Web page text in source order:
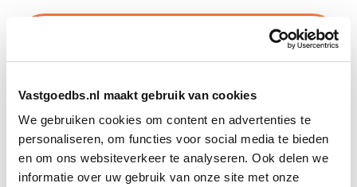
Vastgoedbs.nl maakt gebruik van cookies
We gebruiken cookies om content en advertenties te
personaliseren, om functies voor social media te bieden
en om ons websiteverkeer te analyseren. Ook delen we
informatie over uw gebruik van onze site met onze
Start do
Circulair Bouwen Start do 24 sep
Vastgoedmanagement Start ma 14 sep